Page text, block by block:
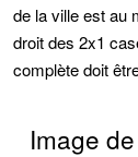
de la ville est au
droit des 2x1
complète doit
Image